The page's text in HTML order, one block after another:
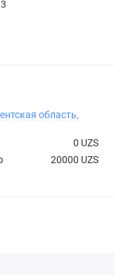
область,
0 UZS
20000 UZS